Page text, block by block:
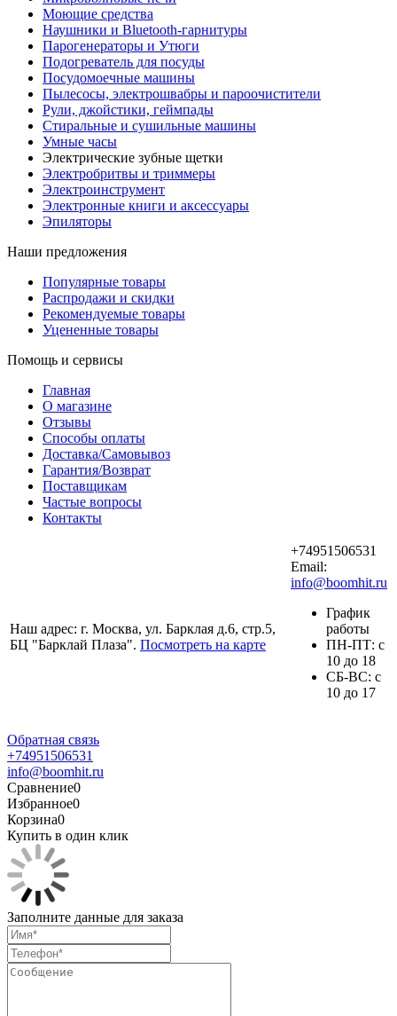
Моющие средства
Наушники и Bluetooth-гарнитуры
Парогенераторы и Утюги
Подогреватель для посуды
Посудомоечные машины
Пылесосы, электрошвабры и пароочистители
Рули, джойстики, геймпады
Стиральные и сушильные машины
Умные часы
Электрические зубные щетки
Электробритвы и триммеры
Электроинструмент
Электронные книги и аксессуары
Эпиляторы
Наши предложения
Популярные товары
Распродажи и скидки
Рекомендуемые товары
Уцененные товары
Помощь и сервисы
Главная
О магазине
Отзывы
Способы оплаты
Доставка/Самовывоз
Гарантия/Возврат
Поставщикам
Частые вопросы
Контакты
Наш адрес: г. Москва, ул. Барклая д.6, стр.5,
БЦ "Барклай Плаза". Посмотреть на карте
+74951506531
Email:
info@boomhit.ru
График
работы
ПH-ПТ: с
10 до 18
СБ-ВС: с
10 до 17
Обратная связь
+74951506531
info@boomhit.ru
Сравнение0
Избранное0
Корзина0
Купить в один клик
Заполните данные для заказа